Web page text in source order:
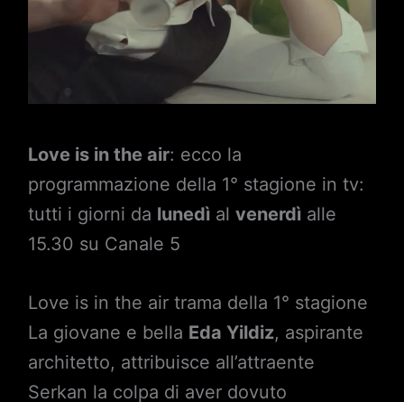
Love is in the air: ecco la
programmazione della 1° stagione in tv:
tutti i giorni da lunedìal venerdìalle
15.30 su Canale 5
Love is in the air trama della 1° stagione
La giovane e bella Eda Yildiz, aspirante
architetto, attribuisce all’attraente
Serkan la colpa di aver dovuto